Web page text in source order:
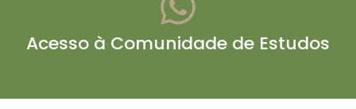
Acesso à Comunidade de Estudos